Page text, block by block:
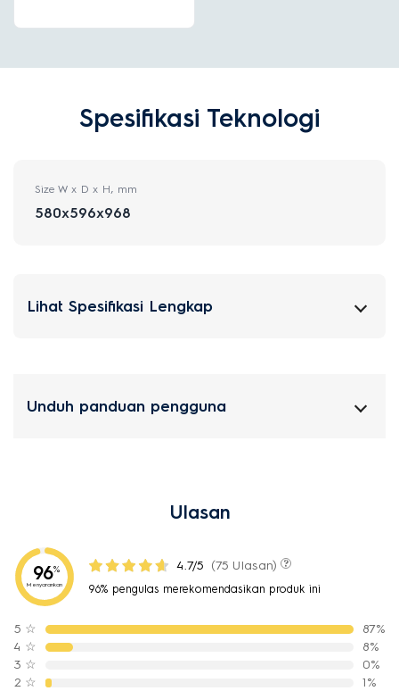
Spesifikasi Teknologi
Size W x D x H, mm
580x596x968
Lihat Spesifikasi Lengkap
Unduh panduan pengguna
Ulasan
96%
Menyarankan
4.7/5 (75 Ulasan)
96% pengulas merekomendasikan produk ini
5 ☆
87%
4 ☆
8%
3 ☆
0%
2 ☆
1%